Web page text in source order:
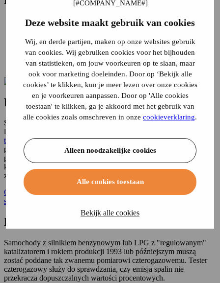
Deze website maakt gebruik van cookies
Wij, en derde partijen, maken op onze websites gebruik
van cookies. Wij gebruiken cookies voor het bijhouden
van statistieken, om jouw voorkeuren op te slaan, maar
ook voor marketing doeleinden. Door op ‘Bekijk alle
cookies’ te klikken, kun je meer lezen over onze cookies
en je voorkeuren aanpassen. Door op 'Alle cookies
toestaan' te klikken, ga je akkoord met het gebruik van
alle cookies zoals omschreven in onze cookieverklaring.
Alleen noodzakelijke cookies
Alle cookies toestaan
Bekijk alle cookies
Pomiar sadzy
Przebieg
Wymagania dotyczące kontroli MOT RDW
Lista kontrolna
Wymagania dotyczące przeglądów MOT PDF
Pomiar sadzy
Samochody z silnikiem wysokoprężnym zbudowane w 1980 roku
lub później przechodzą pomiar sadzy podczas
technicznego. Polega to na sprawdzeniu ilości sadzy emitowanej
przez samochód poprzez uruchomienie silnika bez obciążenia i na
pełnym gazie, optycznie mierząc ilość sadzy. Pomiar trwa zaledwie
kilka sekund, ale musi zostać przeprowadzony pomyślnie przed
zatwierdzeniem.
Chcesz zaoszczędzić na ubezpieczeniu samochodu? Porównaj
składki!
Pomiar czterech gazów
Samochody z silnikiem benzynowym lub LPG z "regulowanym"
katalizatorem i rokiem produkcji 1993 lub późniejszym muszą
zostać poddane tak zwanemu pomiarowi czterogazowemu. Tester
czterogazowy służy do sprawdzania, czy emisja spalin nie
przekracza dopuszczalnych wartości procentowych.